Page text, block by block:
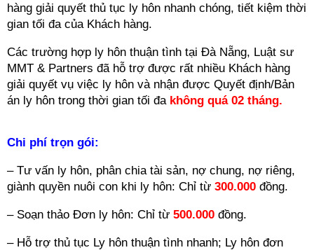
hàng giải quyết thủ tục ly hôn nhanh chóng, tiết kiệm thời
gian tối đa của Khách hàng.
Các trường hợp ly hôn thuận tình tại Đà Nẵng, Luật sư
MMT & Partners đã hỗ trợ được rất nhiều Khách hàng
giải quyết vụ việc ly hôn và nhận được Quyết định/Bản
án ly hôn trong thời gian tối đa không quá 02 tháng.
Chi phí trọn gói:
– Tư vấn ly hôn, phân chia tài sản, nợ chung, nợ riêng,
giành quyền nuôi con khi ly hôn: Chỉ từ 300.000 đồng.
– Soạn thảo Đơn ly hôn: Chỉ từ 500.000 đồng.
– Hỗ trợ thủ tục Ly hôn thuận tình nhanh; Ly hôn đơn